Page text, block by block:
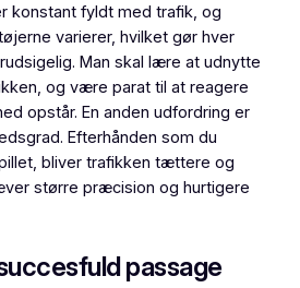
konstant fyldt med trafik, og
varierer, hvilket gør hver
Man skal lære at udnytte
og være parat til at reagere
opstår. En anden udfordring er
Efterhånden som du
bliver trafikken tættere og
større præcision og hurtigere
passage